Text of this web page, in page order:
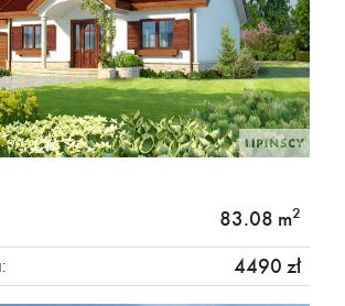
83.08 m2
4490 zł